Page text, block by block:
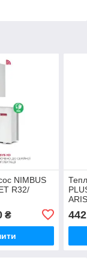
NIMBUS
R32/
₴